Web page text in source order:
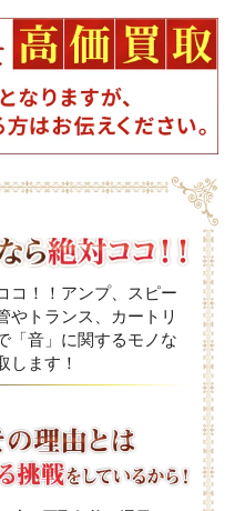
コ！！アンプ、スピー
やトランス、カートリ
「音」に関するモノな
します！